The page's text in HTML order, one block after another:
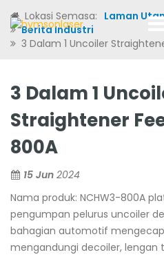
Lokasi Semasa: Laman
Berita Industri
3 Dalam 1 Uncoiler
3 Dalam 1
Straightener
800A
15 Jun 2024
Nama produk: NCHW3-800A
pengumpan pelurus uncoiler
bahagian automotif mengecap
mengandungi decoiler, lengan